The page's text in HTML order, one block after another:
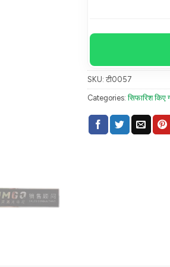
SKU: टी0057
Categories:सिफारिश किए